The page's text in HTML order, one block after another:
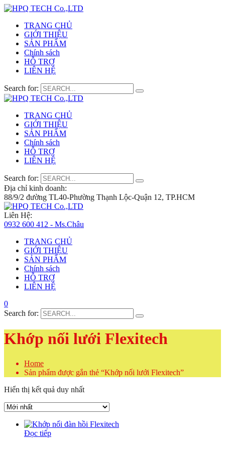
TRANG CHỦ
GIỚI THIỆU
SẢN PHẨM
Chính sách
HỖ TRỢ
LIÊN HỆ
Search for:
TRANG CHỦ
GIỚI THIỆU
SẢN PHẨM
Chính sách
HỖ TRỢ
LIÊN HỆ
Search for:
Địa chỉ kinh doanh:
88/9/2 đường TL40-Phường Thạnh Lộc-Quận 12, TP.HCM
Liên Hệ:
0932 600 412 - Ms.Châu
TRANG CHỦ
GIỚI THIỆU
SẢN PHẨM
Chính sách
HỖ TRỢ
LIÊN HỆ
0
Search for:
Khớp nối lưới Flexitech
Home
Sản phẩm được gắn thẻ “Khớp nối lưới Flexitech”
Hiển thị kết quả duy nhất
Đọc tiếp